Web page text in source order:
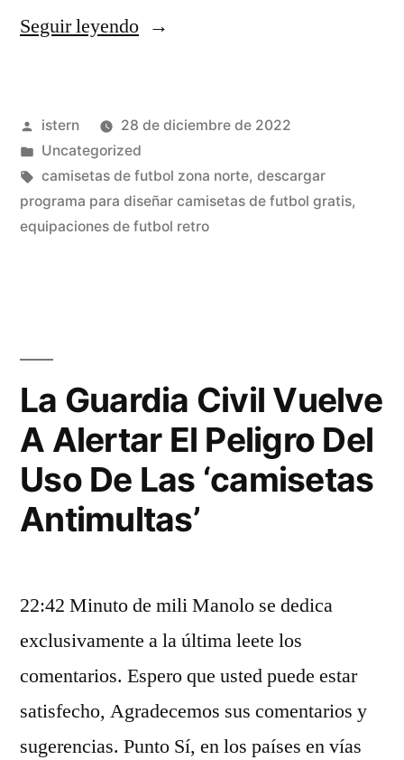
Seguir leyendo«camisetas
espaola»
Publicado
por
istern
28 de diciembre de 2022
Publicado
en
Uncategorized
Etiquetas:
camisetas de futbol zona norte, descargar
programa para diseñar camisetas de futbol gratis,
equipaciones de futbol retro
La Guardia Civil Vuelve
A Alertar El Peligro Del
Uso De Las ‘camisetas
Antimultas’
22:42 Minuto de mili Manolo se dedica
exclusivamente a la última leete los
comentarios. Espero que usted puede estar
satisfecho, Agradecemos sus comentarios y
sugerencias. Punto Sí, en los países en vías